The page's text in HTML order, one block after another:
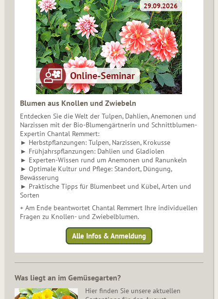
Blumen aus Knollen und Zwiebeln
Entdecken Sie die Welt der Tulpen, Dahlien, Anemonen und
Narzissen mit der Bio-Blumengärtnerin und Schnittblumen-
Expertin Chantal Remmert:
► Herbstpflanzungen: Tulpen, Narzissen, Krokusse
► Frühjahrspflanzungen: Dahlien und Gladiolen
► Experten-Wissen rund um Anemonen und Ranunkeln
► Optimale Kultur und Pflege: Standort, Düngung,
Bewässerung
► Praktische Tipps für Blumenbeet und Kübel, Arten und
Sorten
+ Am Ende beantwortet Chantal Remmert Ihre individuellen
Fragen zu Knollen- und Zwiebelblumen.
Alle Infos & Anmeldung
Was liegt an im Gemüsegarten?
Hier finden Sie unsere aktuellen